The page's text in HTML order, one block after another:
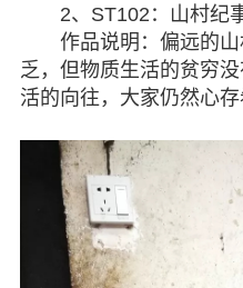
2、ST102：山村纪
作品说明：偏远的山
乏，但物质生活的贫穷
活的向往，大家仍然心存